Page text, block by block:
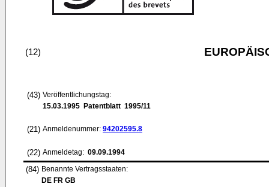
(12)
(43) Veröffentlichungstag:
15.03.1995 Patentblatt 1995/11
(21) Anmeldenummer: 94202595.8
(22) Anmeldetag: 09.09.1994
(84) Benannte Vertragsstaaten:
DE FR GB